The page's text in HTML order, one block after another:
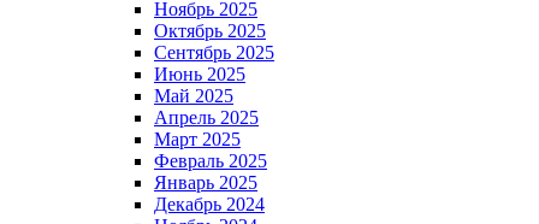
Ноябрь 2025
Октябрь 2025
Сентябрь 2025
Июнь 2025
Май 2025
Апрель 2025
Март 2025
Февраль 2025
Январь 2025
Декабрь 2024